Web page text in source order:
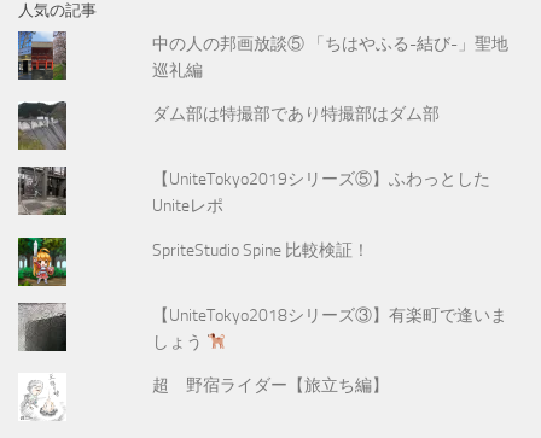
人気の記事
中の人の邦画放談⑤ 「ちはやふる-結び-」聖地
巡礼編
ダム部は特撮部であり特撮部はダム部
【UniteTokyo2019シリーズ⑤】ふわっとした
Uniteレポ
SpriteStudio Spine 比較検証！
【UniteTokyo2018シリーズ③】有楽町で逢いま
しょう
超 野宿ライダー【旅立ち編】